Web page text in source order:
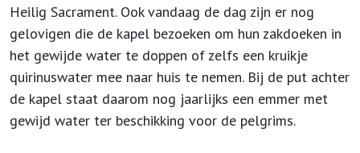
Heilig Sacrament. Ook vandaag de dag zijn er nog
gelovigen die de kapel bezoeken om hun zakdoeken in
het gewijde water te doppen of zelfs een kruikje
quirinuswater mee naar huis te nemen. Bij de put achter
de kapel staat daarom nog jaarlijks een emmer met
gewijd water ter beschikking voor de pelgrims.